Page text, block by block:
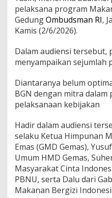
k
l
M
i
a
M
B
,
O
m
b
u
d
s
m
a
pelaksana program
GedungOmbudsman RI,
Kamis (2/6/2026).
Dalam audiensi tersebut,
menyampaikan sejumlah
Diantaranya belum
BGN dengan mitra
pelaksanaan kebijakan
Hadir dalam audiensi
selaku Ketua Himpunan
Emas (GMD Gemas),
Umum HMD Gemas,
Masyarakat Cinta
PBNU, serta Dalu dari
Makanan Bergizi